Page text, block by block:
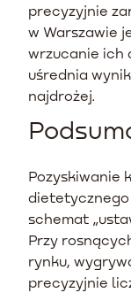
precyzyjnie
w Warszawie
wrzucanie ich
uśrednia
najdrożej.
Pozyskiwanie
dietetycznego
schemat
Przy
rynku,
precyzyjnie